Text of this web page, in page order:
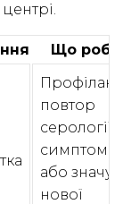
Що
повтор
серології
симптомів
або
нової